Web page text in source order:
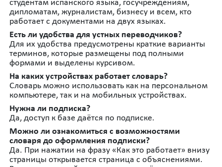
студентам испанского языка, госучреждениям,
дипломатам, журналистам, бизнесу и всем, кто
работает с документами на двух языках.
Есть ли удобства для устных переводчиков?
Для их удобства предусмотрены краткие варианты
терминов, которые размещены под полными
формами и выделены курсивом.
На каких устройствах работает словарь?
Словарь можно использовать как на персональном
компьютере, так и на мобильных устройствах.
Нужна ли подписка?
Да, доступ к базе даётся по подписке.
Можно ли ознакомиться с возможностями
словаря до оформления подписки?
Да. При нажатии на фразу «Как это работает» внизу
страницы открывается страница с объяснениями.